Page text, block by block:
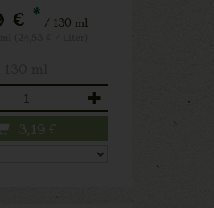
€ * / 130 ml
3,19 €